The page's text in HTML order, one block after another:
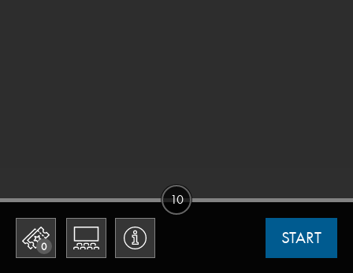
0 START
10